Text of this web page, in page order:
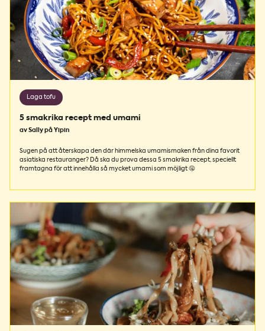
Laga tofu
5 smakrika recept med umami
av Sally på Yipin
Sugen på att återskapa den där himmelska umamismaken från dina favorit
asiatiska restauranger? Då ska du prova dessa 5 smakrika recept, speciellt
framtagna för att innehålla så mycket umami som möjligt 🤤